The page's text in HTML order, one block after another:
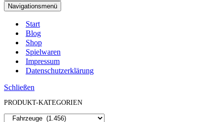
Navigationsmenü
Start
Blog
Shop
Spielwaren
Impressum
Datenschutzerklärung
Schließen
PRODUKT-KATEGORIEN